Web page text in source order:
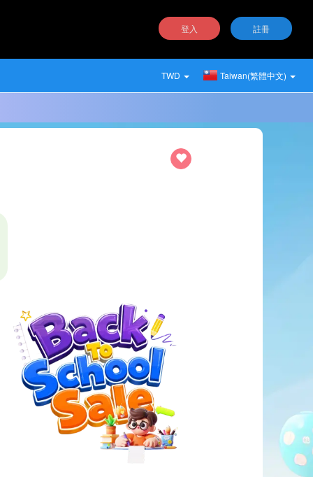
登入 註冊
TWD Taiwan(繁體中文)